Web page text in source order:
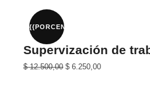
era:
$ 25.000,00.$ 12.500,00.
{{PORCENTAJE}}%
Supervización de
El
$12.500,00El
$ 6.250,00